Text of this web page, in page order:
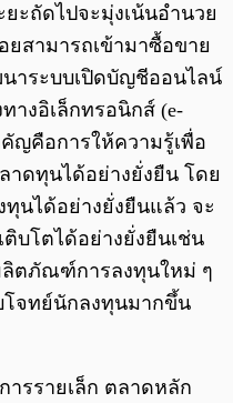
ะถัดไปจะมุ่งเน้นอำนวย
สามารถเข้ามาซื้อขาย
าระบบเปิดบัญชีออนไลน์
งอิเล็กทรอนิกส์ (e-
ญคือการให้ความรู้เพื่อ
าดทุนได้อย่างยั่งยืน โดย
นได้อย่างยั่งยืนแล้ว จะ
บโตได้อย่างยั่งยืนเช่น
ตภัณฑ์การลงทุนใหม่ ๆ
จทย์นักลงทุนมากขึ้น
รรายเล็ก ตลาดหลัก